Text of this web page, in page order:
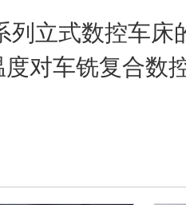
列立式数控车床
度对车铣复合数